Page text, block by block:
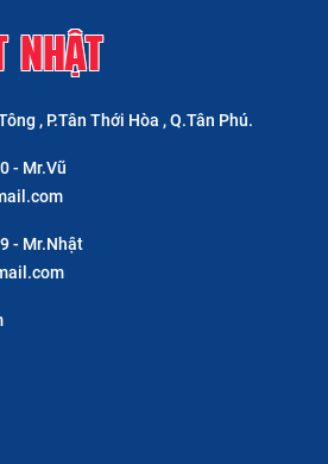
, P.Tân Thới Hòa , Q.Tân Phú.
- Mr.Vũ
- Mr.Nhật